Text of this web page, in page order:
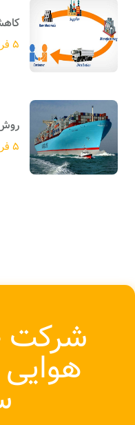
۵ فروردین ۱۳۹۹
۵ فروردین ۱۳۹۹
شركت